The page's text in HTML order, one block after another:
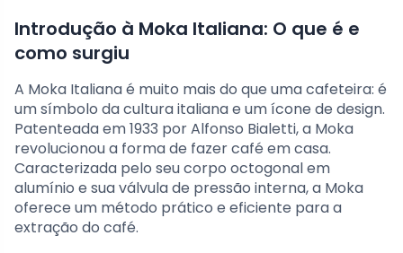
Introdução à Moka Italiana: O que é e
como surgiu
A Moka Italiana é muito mais do que uma cafeteira: é
um símbolo da cultura italiana e um ícone de design.
Patenteada em 1933 por Alfonso Bialetti, a Moka
revolucionou a forma de fazer café em casa.
Caracterizada pelo seu corpo octogonal em
alumínio e sua válvula de pressão interna, a Moka
oferece um método prático e eficiente para a
extração do café.